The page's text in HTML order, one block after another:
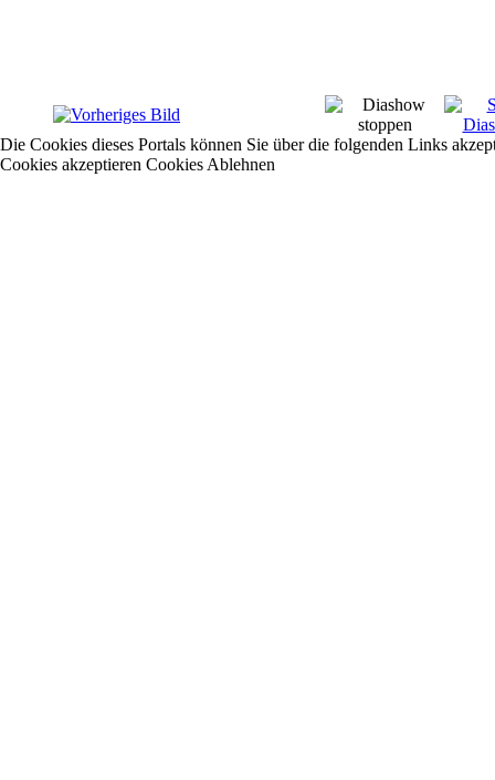
Die Cookies dieses Portals können Sie über die folgenden Links
Cookies akzeptieren Cookies Ablehnen